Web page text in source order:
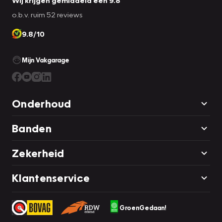
een noodsituatie waarschuwt forward collision warning bij
het vermoeidheidsherkenning, autonoom remsysteem en
bandenspanningcontrolesysteem, uw rit tot een veilige rit
te maken.
Natuurlijk wordt deze auto geleverd met Bovag Garantie. Is
dan kunt u hem binnenkort zelf bekijken.
o.b.v. ruim 52 reviews
9.8/10
Mijn Vakgarage
Onderhoud
Banden
Zekerheid
Klantenservice
GroenGedaan!